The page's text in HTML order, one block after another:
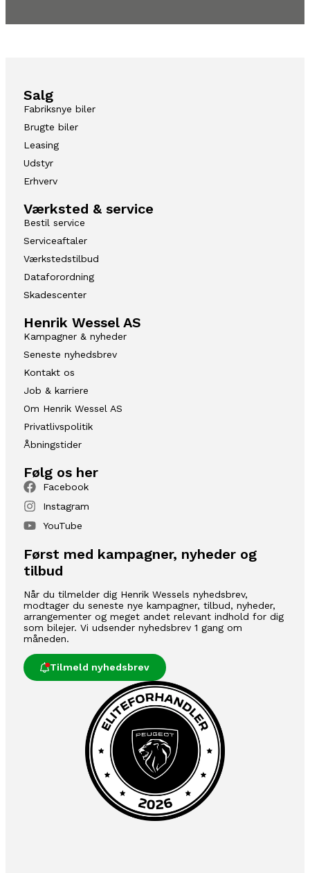
Salg
Fabriksnye biler
Brugte biler
Leasing
Udstyr
Erhverv
Værksted & service
Bestil service
Serviceaftaler
Værkstedstilbud
Dataforordning
Skadescenter
Henrik Wessel AS
Kampagner & nyheder
Seneste nyhedsbrev
Kontakt os
Job & karriere
Om Henrik Wessel AS
Privatlivspolitik
Åbningstider
Følg os her
Facebook
Instagram
YouTube
Først med kampagner, nyheder og
tilbud
Når du tilmelder dig Henrik Wessels nyhedsbrev,
modtager du seneste nye kampagner, tilbud, nyheder,
arrangementer og meget andet relevant indhold for dig
som bilejer. Vi udsender nyhedsbrev 1 gang om
måneden.
Tilmeld nyhedsbrev